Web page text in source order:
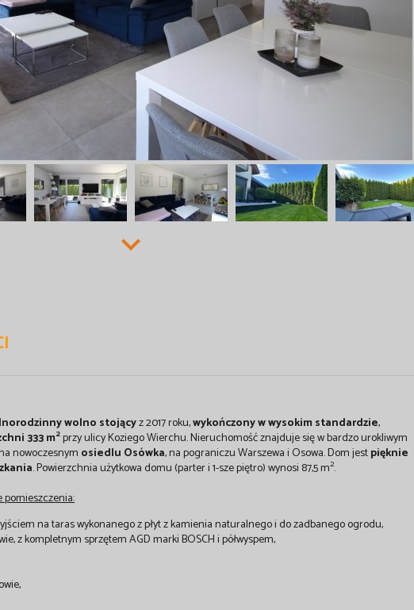
wolno stojącyz 2017 roku,wykończony w wysokim standardzie,
333 m2przy ulicy Koziego Wierchu. Nieruchomość znajduje się w bardzo urokliwym
nowoczesnym osiedlu Osówka, na pograniczu Warszewa i Osowa. Dom jestpięknie
. Powierzchnia użytkowa domu (parter i 1-sze piętro) wynosi 87,5 m2.
na taras wykonanego z płyt z kamienia naturalnego i do zadbanego ogrodu,
z kompletnym sprzętem AGD marki BOSCH i półwyspem,